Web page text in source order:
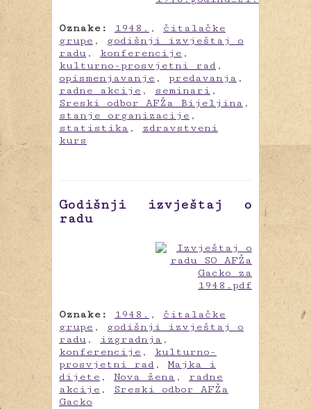
Oznake: 1948. , čitalačke
grupe ,
godišnji izvještaj o
radu , konferencije ,
kulturno-prosvjetni rad ,
opismenjavanje , predavanja ,
radne akcije , seminari ,
Sreski odbor AFŽa Bijeljina ,
stanje organizacije ,
statistika ,
zdravstveni
kurs
Godišnji izvještaj o
radu
Oznake: 1948. , čitalačke
grupe ,
godišnji izvještaj o
radu , izgradnja ,
konferencije , kulturno-
prosvjetni rad ,Majka i
dijete , Nova žena , radne
akcije ,
Sreski odbor AFŽa
Gacko